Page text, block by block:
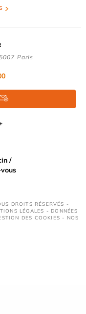
Paris
/
DROITS RÉSERVÉS -
LÉGALES - DONNÉES
DES COOKIES - NOS